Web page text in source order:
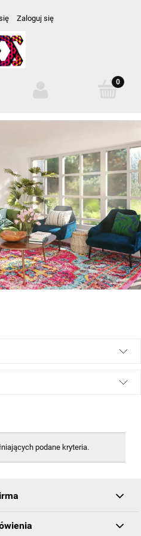
Zaloguj się
podane kryteria.